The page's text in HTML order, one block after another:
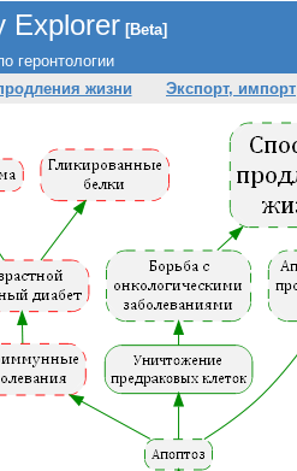
Explorer [Beta]
геронтологии
жизни Экспорт, импорт